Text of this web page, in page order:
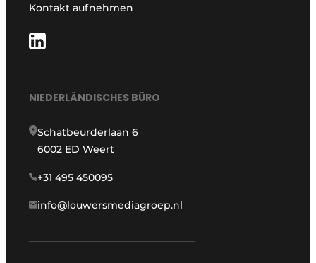
Kontakt aufnehmen
NIEDERLÄNDISCHES BÜRO
Schatbeurderlaan 6
6002 ED Weert
+31 495 450095
info@louwersmediagroep.nl